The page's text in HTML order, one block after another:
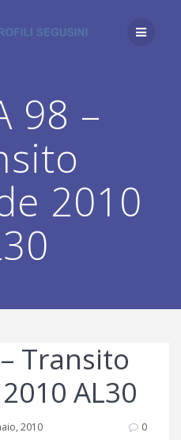
contenuto
98 –
2010
Transito
AL30
2010 0